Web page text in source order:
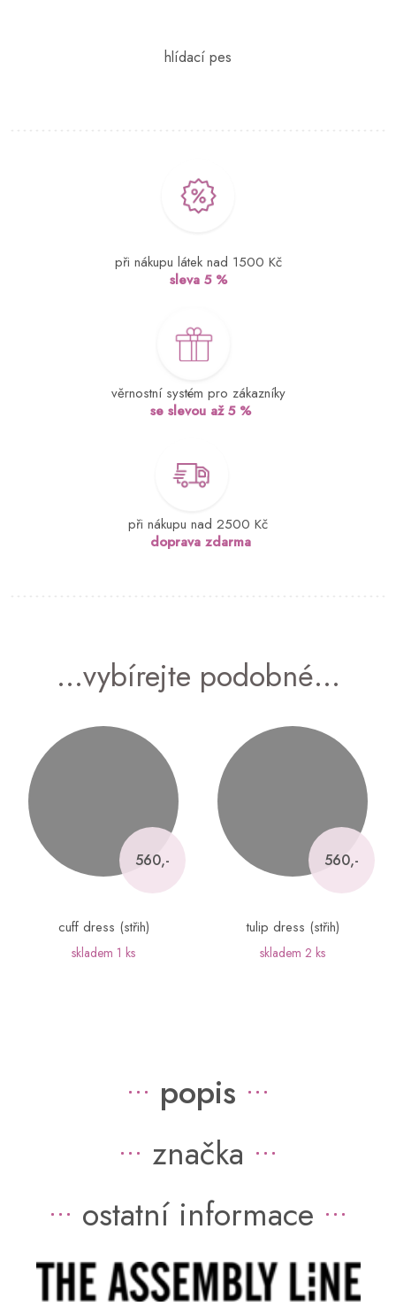
při nákupu látek nad 1500 Kč
sleva 5 %
věrnostní systém pro zákazníky
se slevou až 5 %
při nákupu nad 2500 Kč
doprava zdarma
...vybírejte podobné...
560,-
cuff dress (střih)
skladem 1 ks
560,-
tulip dress (střih)
skladem 2 ks
popis
značka
ostatní informace